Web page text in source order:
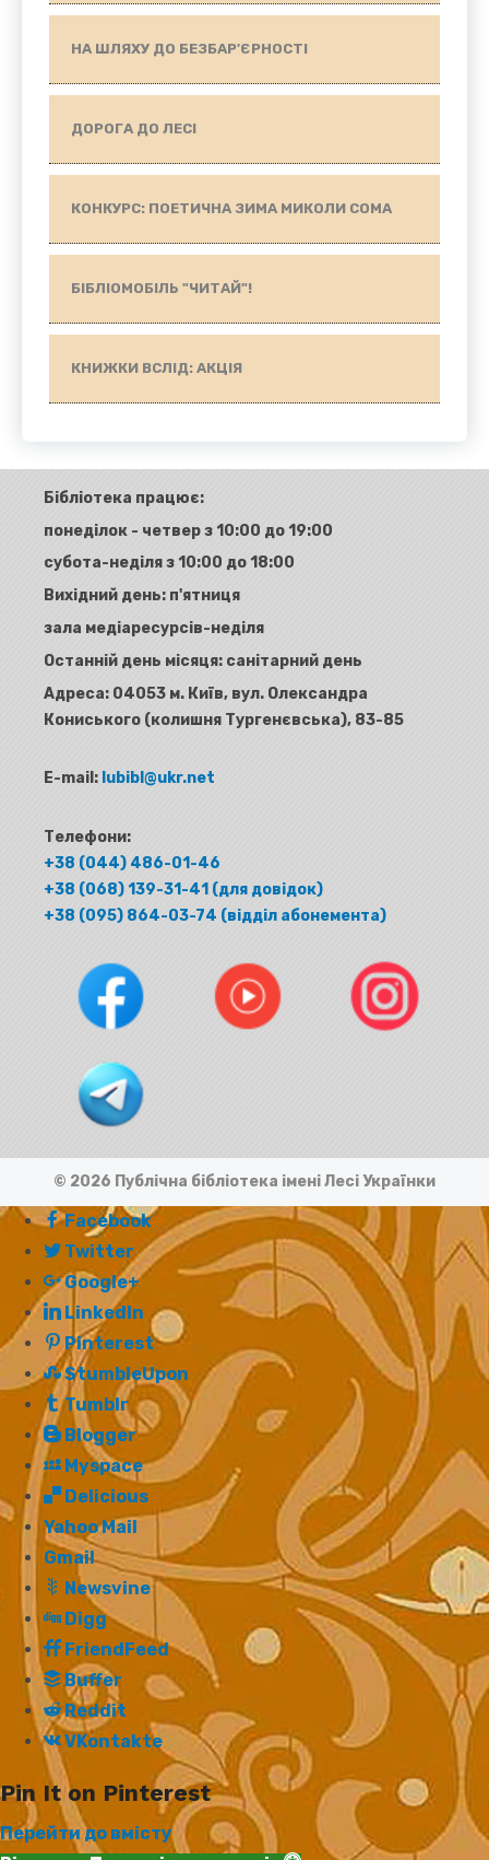
НА ШЛЯХУ ДО БЕЗБАР'ЄРНОСТІ
ДОРОГА ДО ЛЕСІ
КОНКУРС: ПОЕТИЧНА ЗИМА МИКОЛИ СОМА
БІБЛІОМОБІЛЬ "ЧИТАЙ"!
КНИЖКИ ВСЛІД: АКЦІЯ
Бібліотека працює:
понеділок - четвер з 10:00 до 19:00
субота-неділя з 10:00 до 18:00
Вихідний день: п'ятниця
зала медіаресурсів-неділя
Останній день місяця: санітарний день
Адреса: 04053 м. Київ, вул. Олександра
Кониського (колишня Тургенєвська), 83-85
E-mail: lubibl@ukr.net
Телефони:
+38 (044) 486-01-46
+38 (068) 139-31-41 (для довідок)
+38 (095) 864-03-74 (відділ абонемента)
© 2026 Публічна бібліотека імені Лесі Українки
Facebook
Twitter
Google+
LinkedIn
Pinterest
StumbleUpon
Tumblr
Blogger
Myspace
Delicious
Yahoo Mail
Gmail
Newsvine
Digg
FriendFeed
Buffer
Reddit
VKontakte
Pin It on Pinterest
Перейти до вмісту